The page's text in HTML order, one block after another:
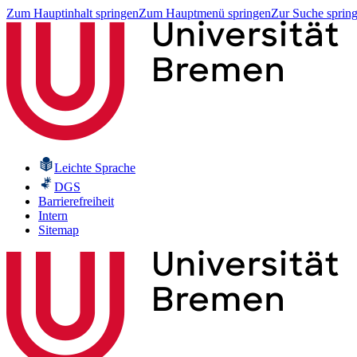
Zum Hauptinhalt springenZum Hauptmenü springenZur Suche
Leichte Sprache
DGS
Barrierefreiheit
Intern
Sitemap